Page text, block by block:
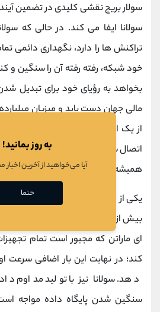
سولار بریج نقشی کلیدی در تضمین
سولانا ایفا می ‌کند. در حالی که
تراکنش ‌ها را دارد، نگهداری دائمی
خود شبکه، رفته‌ رفته آن را سنگین و
بخواهد به رؤیای خود برای تبدیل
مالی جهان دست یابد و میزبان
از یک انتخاب به یک ضرورت مطلق
اتصال سولانا به شبکه ‌ای چون آرویو،
همیشه چابک و سریع باقی بماند.
یکی از دلایل اصلی اهمیت سولار
بیش از حد شبکه و حفظ سرعت
‌ای ماراتن که مجبور است تمام
کند؛ در نهایت این بار اضافی
‌دهد. سولانا نیز با تولید مداوم
سنگین شدن پایگاه داده مواجه
به روز بمانید!
آیا می‌خواهید از آخرین
حتما